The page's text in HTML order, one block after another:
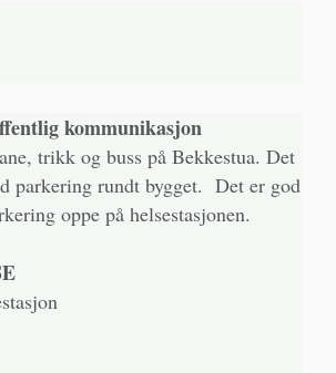
kommunikasjon
trikk og buss på Bekkestua. Det
parkering rundt bygget. Det er god
oppe på helsestasjonen.